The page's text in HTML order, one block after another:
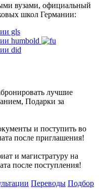
вузами, официальный
школ Германии:
лучшие
Подарки за
и поступить во
после приглашения!
и магистратуру на
после поступления!
Переводы Подбор